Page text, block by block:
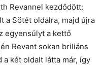
Revannel kezdődött:
a Sötét oldalra, majd újra
egyensúlyt a kettő
Revant sokan briliáns
két oldalt látta már, így